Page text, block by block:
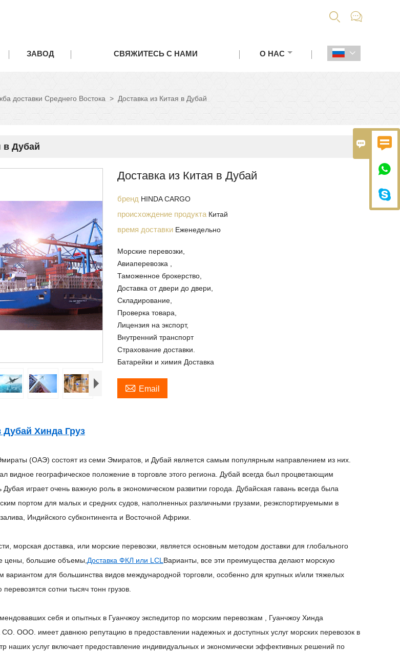
 


 
ЗАВОД СВЯЖИТЕСЬ С НАМИ О НАС 
доставки Среднего Востока > Доставка из Китая в Дубай
в Дубай
Доставка из Китая в Дубай
бренд HINDA CARGO
происхождение продукта Китай
время доставки Еженедельно
Морские перевозки,
Авиаперевозка ,
Таможенное брокерство,
Доставка от двери до двери,
Складирование,
Проверка товара,
Лицензия на экспорт,
Внутренний транспорт
Страхование доставки.
Батарейки и химия Доставка
 Email
Дубай Хинда Груз
(ОАЭ) состоят из семи Эмиратов, и Дубай является самым популярным направлением из них.
видное географическое положение в торговле этого региона. Дубай всегда был процветающим
играет очень важную роль в экономическом развитии города. Дубайская гавань всегда была
портом для малых и средних судов, наполненных различными грузами, реэкспортируемыми в
Индийского субконтинента и Восточной Африки.
морская доставка , или морские перевозки , является основным методом доставки для глобального
цены, большие объемы, Доставка ФКЛ или LCL Варианты, все эти преимущества делают морскую
вариантом для большинства видов международной торговли, особенно для крупных и/или тяжелых
сотни тысяч тонн грузов.
себя и опытных в Гуанчжоу экспедитор по морским перевозкам
Гуанчжоу Хинда
СО. ООО. имеет давнюю репутацию в предоставлении надежных и доступных услуг морских перевозок в
наших услуг включает предоставление индивидуальных и экономически эффективных решений по